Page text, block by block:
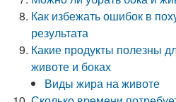
Как избежать ошибок в
результата
Какие продукты полезны
животе и боках
Виды жира на животе